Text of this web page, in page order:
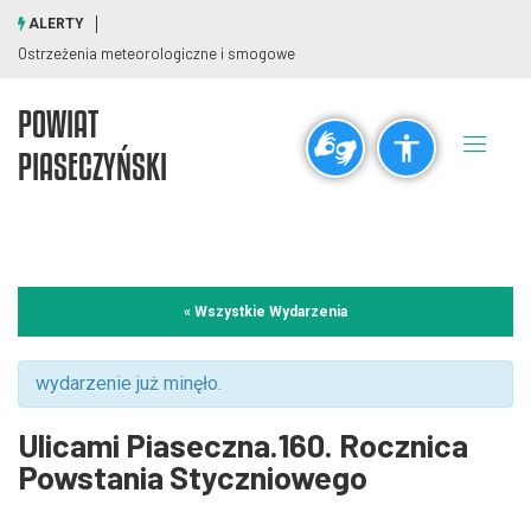
visibility_off title
Rozdzielczość
Czcionki
ALERTY
Ostrzeżenia meteorologiczne i smogowe
POWIAT
PIASECZYŃSKI
« Wszystkie Wydarzenia
wydarzenie już minęło.
Ulicami Piaseczna.160. Rocznica
Powstania Styczniowego